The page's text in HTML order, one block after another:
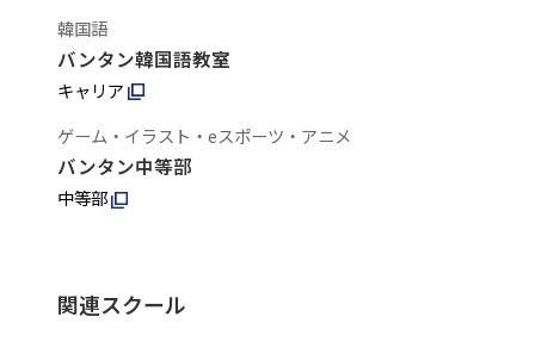
韓国語
バンタン韓国語教室
キャリア
ゲーム・イラスト・eスポーツ・アニメ
バンタン中等部
中等部
関連スクール